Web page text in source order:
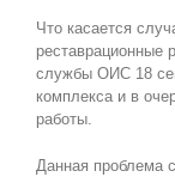
Что касается
реставрационные
службы ОИС 18
комплекса и в
работы.
Данная проблема